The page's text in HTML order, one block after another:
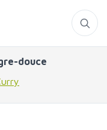
douce